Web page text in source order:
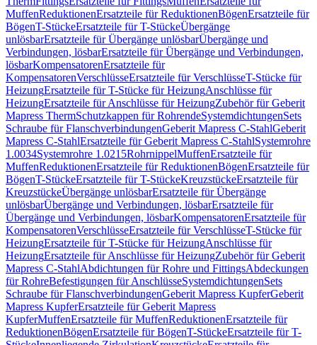
MuffenReduktionenErsatzteile für ReduktionenBögenErsatzteile für
BögenT-StückeErsatzteile für T-StückeÜbergänge
unlösbarErsatzteile für Übergänge unlösbarÜbergänge und
Verbindungen, lösbarErsatzteile für Übergänge und Verbindungen,
lösbarKompensatorenErsatzteile für
KompensatorenVerschlüsseErsatzteile für VerschlüsseT-Stücke für
HeizungErsatzteile für T-Stücke für HeizungAnschlüsse für
HeizungErsatzteile für Anschlüsse für HeizungZubehör für Geberit
Mapress ThermSchutzkappen für RohrendeSystemdichtungenSets
Schraube für FlanschverbindungenGeberit Mapress C-StahlGeberit
Mapress C-StahlErsatzteile für Geberit Mapress C-StahlSystemrohre
1.0034Systemrohre 1.0215RohrnippelMuffenErsatzteile für
MuffenReduktionenErsatzteile für ReduktionenBögenErsatzteile für
BögenT-StückeErsatzteile für T-StückeKreuzstückeErsatzteile für
KreuzstückeÜbergänge unlösbarErsatzteile für Übergänge
unlösbarÜbergänge und Verbindungen, lösbarErsatzteile für
Übergänge und Verbindungen, lösbarKompensatorenErsatzteile für
KompensatorenVerschlüsseErsatzteile für VerschlüsseT-Stücke für
HeizungErsatzteile für T-Stücke für HeizungAnschlüsse für
HeizungErsatzteile für Anschlüsse für HeizungZubehör für Geberit
Mapress C-StahlAbdichtungen für Rohre und FittingsAbdeckungen
für RohreBefestigungen für AnschlüsseSystemdichtungenSets
Schraube für FlanschverbindungenGeberit Mapress KupferGeberit
Mapress KupferErsatzteile für Geberit Mapress
KupferMuffenErsatzteile für MuffenReduktionenErsatzteile für
ReduktionenBögenErsatzteile für BögenT-StückeErsatzteile für T-